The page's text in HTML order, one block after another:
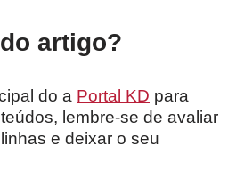
artigo?
do a Portal KD para
lembre-se de avaliar
e deixar o seu